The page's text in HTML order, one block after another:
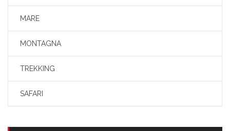
MARE
MONTAGNA
TREKKING
SAFARI